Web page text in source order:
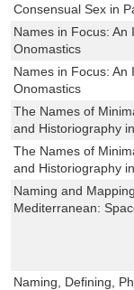
Consensual Sex in
Names in Focus: An
Onomastics
Names in Focus: An
Onomastics
The Names of
and Historiography
The Names of
and Historiography
Naming and
Mediterranean:
Naming, Defining,